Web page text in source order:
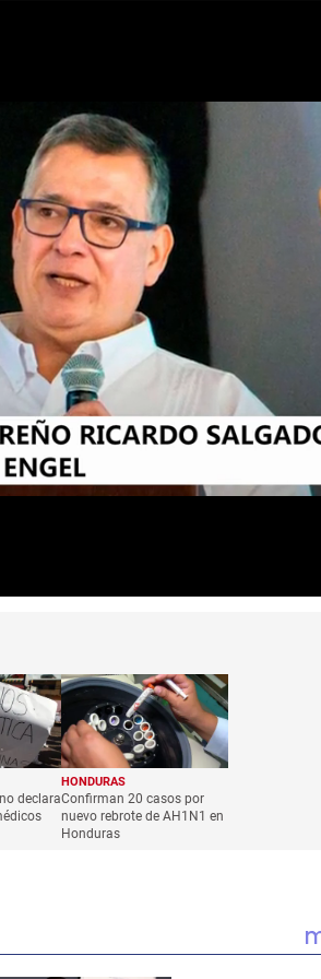
declara
HONDURAS
Confirman 20 casos por
nuevo rebrote de AH1N1 en
Honduras